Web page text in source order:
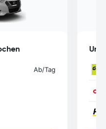
Ab/Tag